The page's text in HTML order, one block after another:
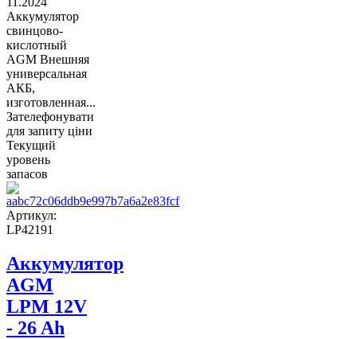
Аккумулятор
свинцово-
кислотный
AGM Внешняя
универсальная
АКБ,
изготовленная...
Зателефонувати
для запиту ціни
Текущий
уровень
запасов
Артикул:
LP42191
Аккумулятор
AGM
LPM 12V
- 26 Ah